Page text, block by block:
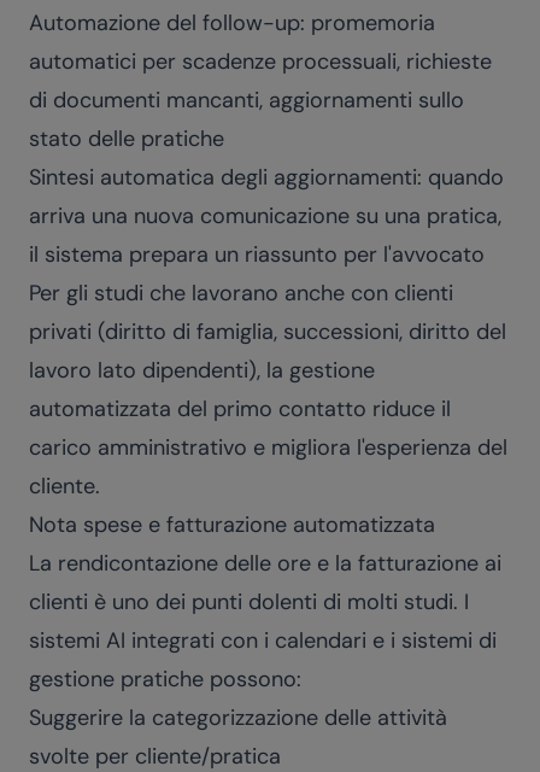
Automazione del follow-up: promemoria
automatici per scadenze processuali, richieste
di documenti mancanti, aggiornamenti sullo
stato delle pratiche
Sintesi automatica degli aggiornamenti: quando
arriva una nuova comunicazione su una pratica,
il sistema prepara un riassunto per l'avvocato
Per gli studi che lavorano anche con clienti
privati (diritto di famiglia, successioni, diritto del
lavoro lato dipendenti), la gestione
automatizzata del primo contatto riduce il
carico amministrativo e migliora l'esperienza del
cliente.
Nota spese e fatturazione automatizzata
La rendicontazione delle ore e la fatturazione ai
clienti è uno dei punti dolenti di molti studi. I
sistemi AI integrati con i calendari e i sistemi di
gestione pratiche possono:
Suggerire la categorizzazione delle attività
svolte per cliente/pratica